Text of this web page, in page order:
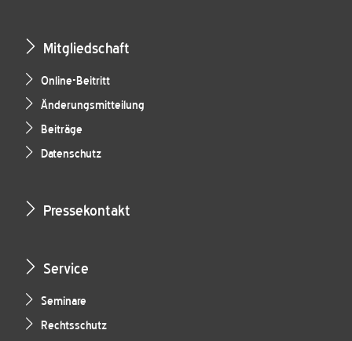
Mitgliedschaft
Online-Beitritt
Änderungsmitteilung
Beiträge
Datenschutz
Pressekontakt
Service
Seminare
Rechtsschutz